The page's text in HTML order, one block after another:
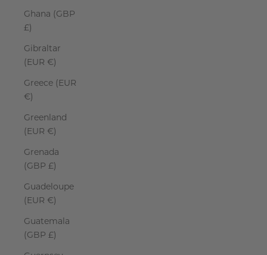
Ghana (GBP
£)
Gibraltar
(EUR €)
Greece (EUR
€)
Greenland
(EUR €)
Grenada
(GBP £)
Guadeloupe
(EUR €)
Guatemala
(GBP £)